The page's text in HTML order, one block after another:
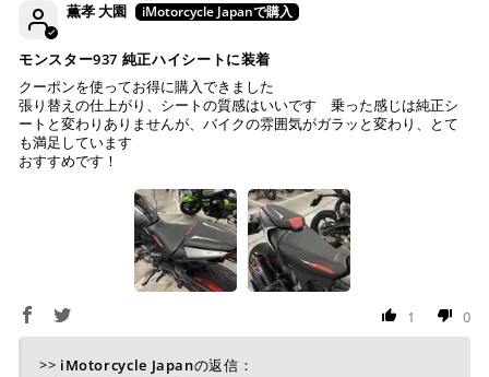
薫孝 大園
モンスター937 純正ハイシートに装着
クーポンを使ってお得に購入できました
張り替えの仕上がり、シートの質感はいいです 乗った感じは純正シ
ートと変わりありませんが、バイクの雰囲気がガラッと変わり、とて
も満足しています
おすすめです！
1 0
>> iMotorcycle Japanの返信：